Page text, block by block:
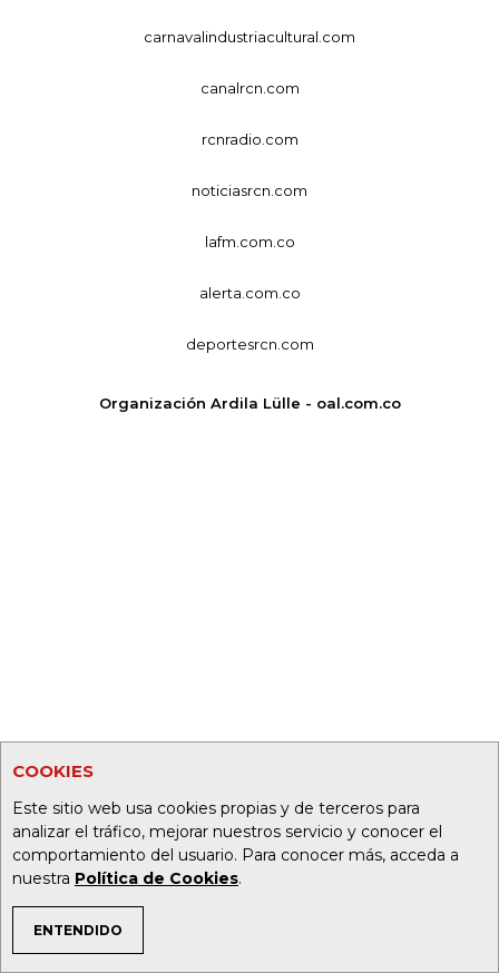
COOKIES
Este sitio web usa cookies propias y de terceros para
analizar el tráfico, mejorar nuestros servicio y conocer el
comportamiento del usuario. Para conocer más, acceda a
nuestra Política de Cookies.
ENTENDIDO
TEMAS DE INTERÉS
carnavalindustriacultural.com
canalrcn.com
rcnradio.com
noticiasrcn.com
lafm.com.co
alerta.com.co
deportesrcn.com
Organización Ardila Lülle - oal.com.co